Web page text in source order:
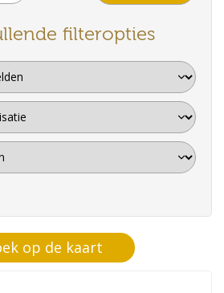
filteropties
op de kaart